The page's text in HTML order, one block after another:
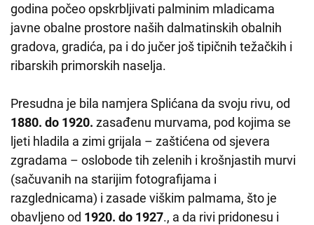
godina počeo opskrbljivati palminim mladicama
javne obalne prostore naših dalmatinskih obalnih
gradova, gradića, pa i do jučer još tipičnih težačkih i
ribarskih primorskih naselja.
Presudna je bila namjera Splićana da svoju rivu, od
1880. do 1920. zasađenu murvama, pod kojima se
ljeti hladila a zimi grijala – zaštićena od sjevera
zgradama – oslobode tih zelenih i krošnjastih murvi
(sačuvanih na starijim fotografijama i
razglednicama) i zasade viškim palmama, što je
obavljeno od 1920. do 1927., a da rivi pridonesu i